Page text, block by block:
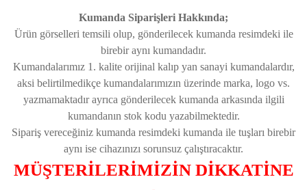
Kumanda Siparişleri Hakkında;
Ürün görselleri temsili olup, gönderilecek kumanda resimdeki ile
birebir aynı kumandadır.
Kumandalarımız 1. kalite orijinal kalıp yan sanayi kumandalardır,
aksi belirtilmedikçe kumandalarımızın üzerinde marka, logo vs.
yazmamaktadır ayrıca gönderilecek kumanda arkasında ilgili
kumandanın stok kodu yazabilmektedir.
Sipariş vereceğiniz kumanda resimdeki kumanda ile tuşları birebir
aynı ise cihazınızı sorunsuz çalıştıracaktır.
MÜŞTERİLERİMİZİN DİKKATİNE